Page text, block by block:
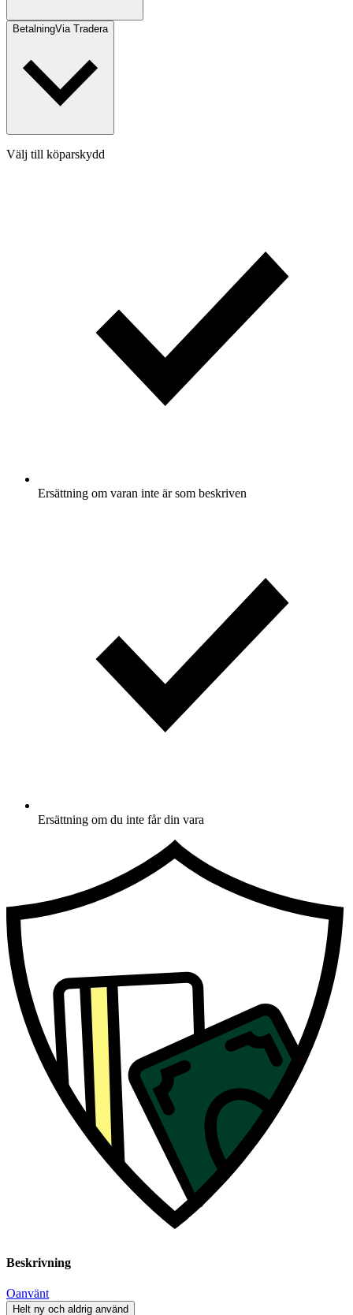
BetalningVia Tradera
Välj till köparskydd
Ersättning om varan inte är som beskriven
Ersättning om du inte får din vara
Beskrivning
Oanvänt
Helt ny och aldrig använd